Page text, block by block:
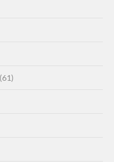
(61)